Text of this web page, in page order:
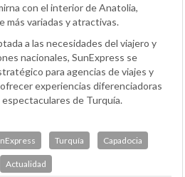
con el interior de Anatolia,
más variadas y atractivas.
a las necesidades del viajero y
nacionales, SunExpress se
para agencias de viajes y
experiencias diferenciadoras
de Turquía.
Turquía Capadocia
Actualidad